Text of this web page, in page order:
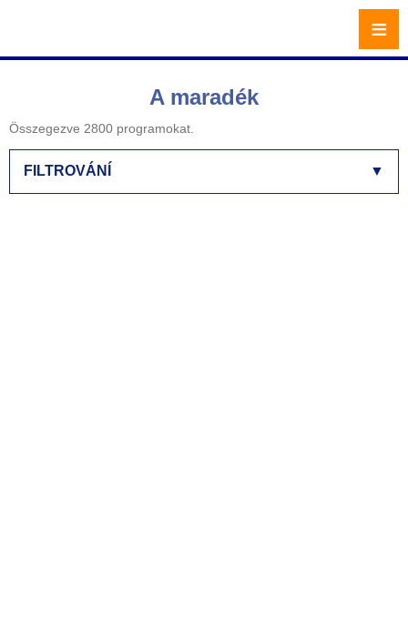
A maradék
Összegezve 2800 programokat.
▼
FILTROVÁNÍ
≡